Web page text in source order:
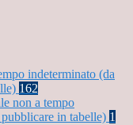
indeterminato (da
162
non a tempo
in tabelle) 1